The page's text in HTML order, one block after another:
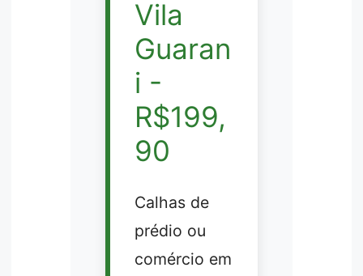
Vila
Guaran
i -
R$199,
90
Calhas de
prédio ou
comércio em